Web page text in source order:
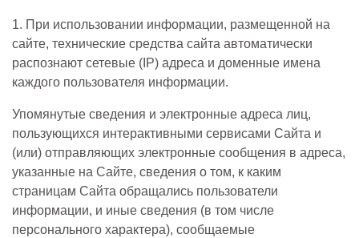
1. При использовании информации, размещенной на
сайте, технические средства сайта автоматически
распознают сетевые (IP) адреса и доменные имена
каждого пользователя информации.
Упомянутые сведения и электронные адреса лиц,
пользующихся интерактивными сервисами Сайта и
(или) отправляющих электронные сообщения в адреса,
указанные на Сайте, сведения о том, к каким
страницам Сайта обращались пользователи
информации, и иные сведения (в том числе
персонального характера), сообщаемые